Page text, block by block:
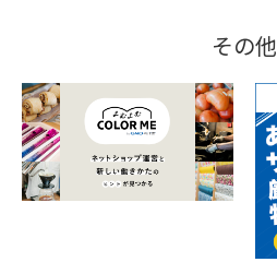
その他